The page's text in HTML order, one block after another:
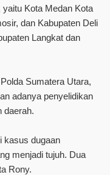
yaitu Kota Medan Kota
dan Kabupaten Deli
Langkat dan
Sumatera Utara,
adanya penyelidikan
daerah.
kasus dugaan
menjadi tujuh. Dua
Rony.